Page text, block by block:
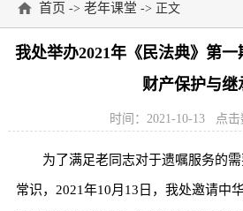
首页 -> 老年课堂 -> 正文
我处举办2021年《民法典》第
财产保护与继
时间：2021-10-13 点击
为了满足老同志对于遗嘱服务的
常识，2021年10月13日，我处邀请中